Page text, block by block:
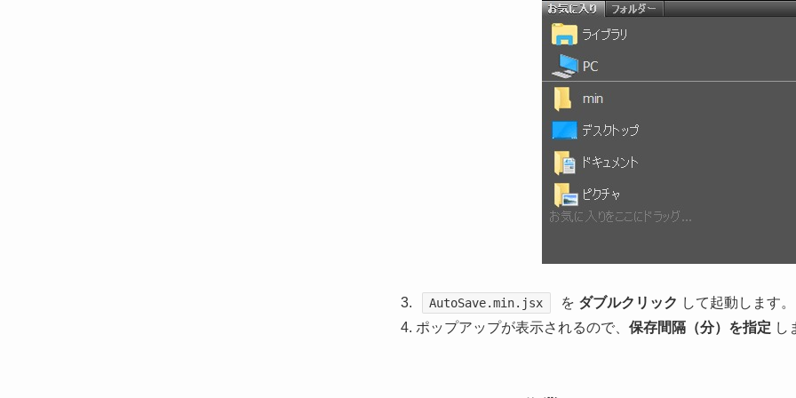
AutoSave.min.jsx を ダブルクリック して起動します。
ポップアップが表示されるので、 保存間隔（分）を指定 し